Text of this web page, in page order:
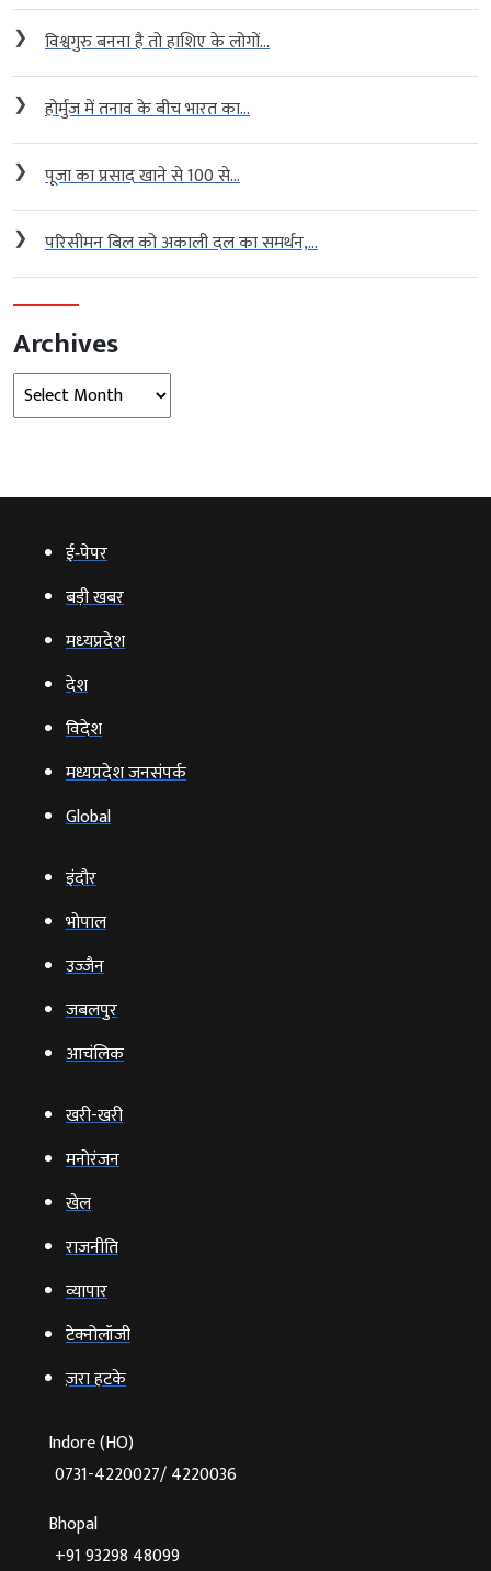
❯ विश्वगुरु बनना है तो हाशिए के लोगों...
❯ होर्मुज में तनाव के बीच भारत का...
❯ पूजा का प्रसाद खाने से 100 से...
❯ परिसीमन बिल को अकाली दल का समर्थन,...
Archives
Archives
ई‑पेपर
बड़ी खबर
मध्‍यप्रदेश
देश
विदेश
मध्यप्रदेश जनसंपर्क
Global
इंदौर
भोपाल
उज्‍जैन
जबलपुर
आचंलिक
खरी-खरी
मनोरंजन
खेल
राजनीति
व्‍यापार
टेक्‍नोलॉजी
ज़रा हटके
Indore (HO)
0731-4220027/ 4220036
Bhopal
+91 93298 48099